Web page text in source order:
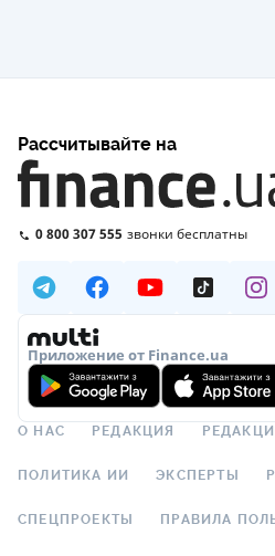
Рассчитывайте на
0 800 307 555 звонки бесплатны
Приложение от Finance.ua
О НАС РЕДАКЦИЯ
ПОЛИТИКА ИИ ЭКСПЕРТЫ
СПЕЦПРОЕКТЫ ПРАВИЛА